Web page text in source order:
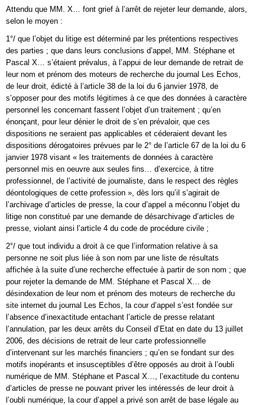
Attendu que MM. X… font grief à l’arrêt de rejeter leur demande, alors,
selon le moyen :
1°/ que l’objet du litige est déterminé par les prétentions respectives
des parties ; que dans leurs conclusions d’appel, MM. Stéphane et
Pascal X… s’étaient prévalus, à l’appui de leur demande de retrait de
leur nom et prénom des moteurs de recherche du journal Les Echos,
de leur droit, édicté à l’article 38 de la loi du 6 janvier 1978, de
s’opposer pour des motifs légitimes à ce que des données à caractère
personnel les concernant fassent l’objet d’un traitement ; qu’en
énonçant, pour leur dénier le droit de s’en prévaloir, que ces
dispositions ne seraient pas applicables et céderaient devant les
dispositions dérogatoires prévues par le 2° de l’article 67 de la loi du 6
janvier 1978 visant « les traitements de données à caractère
personnel mis en oeuvre aux seules fins… d’exercice, à titre
professionnel, de l’activité de journaliste, dans le respect des règles
déontologiques de cette profession », dès lors qu’il s’agirait de
l’archivage d’articles de presse, la cour d’appel a méconnu l’objet du
litige non constitué par une demande de désarchivage d’articles de
presse, violant ainsi l’article 4 du code de procédure civile ;
2°/ que tout individu a droit à ce que l’information relative à sa
personne ne soit plus liée à son nom par une liste de résultats
affichée à la suite d’une recherche effectuée à partir de son nom ; que
pour rejeter la demande de MM. Stéphane et Pascal X… de
désindexation de leur nom et prénom des moteurs de recherche du
site internet du journal Les Echos, la cour d’appel s’est fondée sur
l’absence d’inexactitude entachant l’article de presse relatant
l’annulation, par les deux arrêts du Conseil d’Etat en date du 13 juillet
2006, des décisions de retrait de leur carte professionnelle
d’intervenant sur les marchés financiers ; qu’en se fondant sur des
motifs inopérants et insusceptibles d’être opposés au droit à l’oubli
numérique de MM. Stéphane et Pascal X…, l’exactitude du contenu
d’articles de presse ne pouvant priver les intéressés de leur droit à
l’oubli numérique, la cour d’appel a privé son arrêt de base légale au